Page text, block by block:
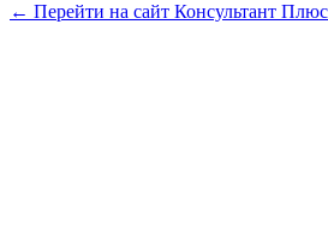
← Перейти на сайт Консультант